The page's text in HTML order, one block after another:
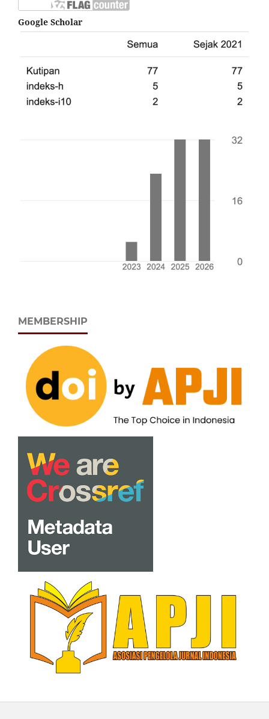
Google Scholar
MEMBERSHIP